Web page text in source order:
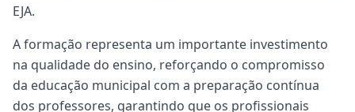
EJA.
A formação representa um importante investimento
na qualidade do ensino, reforçando o compromisso
da educação municipal com a preparação contínua
dos professores, garantindo que os profissionais